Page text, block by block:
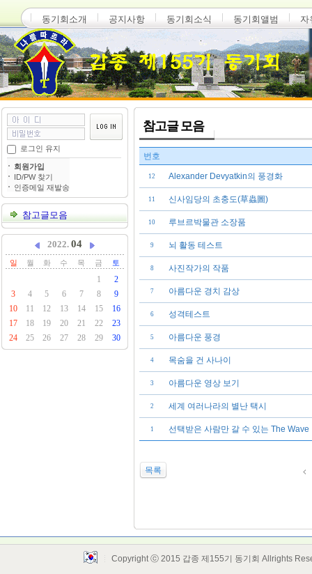
동기회소개 공지사항 동기회소식 동기회앨범 자
로그인 유지
회원가입
ID/PW 찾기
인증메일 재발송
참고글모음
2022. 04
일 월 화 수 목 금 토
1
2
3
4 5 6 7 8
9
10
11 12 13 14 15
16
17
18 19 20 21 22
23
24
25 26 27 28 29 30
참고글 모음
번호
12 Alexander Devyatkin의 풍경화
11 신사임당의 초충도(草蟲圖)
10 루브르박물관 소장품
9 뇌 활동 테스트
8 사진작가의 작품
7 아름다운 경치 감상
6 성격테스트
5 아름다운 풍경
4 목숨을 건 사나이
3 아름다운 영상 보기
2 세계 여러나라의 별난 택시
1 선택받은 사람만 갈 수 있는 The Wave
목록
Copyright ⓒ 2015 갑종 제155기 동기회 Allrights